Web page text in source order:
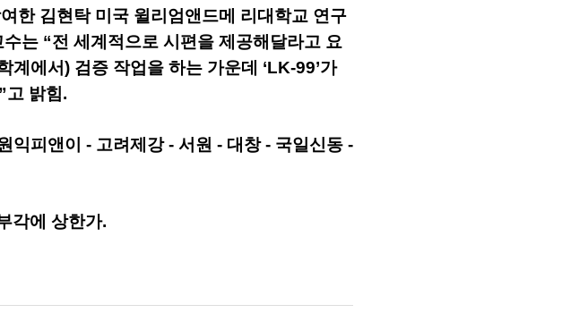
한 김현탁 미국 윌리엄앤드메 리대학교 연구
는 “전 세계적으로 시편을 제공해달라고 요
에서) 검증 작업을 하는 가운데 ‘LK-99’가
고 밝힘.
익피앤이 - 고려제강 - 서원 - 대창 - 국일신동 -
각에 상한가.